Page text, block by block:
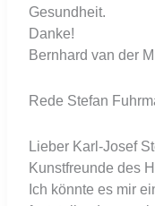
Gesundheit.
Danke!
Bernhard van der
Rede Stefan
Lieber Karl-Josef
Kunstfreunde des
Ich könnte es mir